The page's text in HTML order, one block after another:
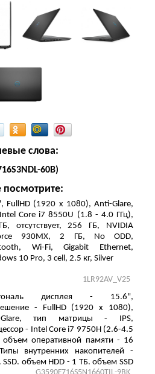
слова:
60B)
посмотрите:
FullHD (1920 х 1080), Anti-Glare,
Core i7 8550U (1.8 - 4.0 ГГц),
отсутствует, 256 ГБ, NVIDIA
930MX, 2 ГБ, No ODD,
Wi-Fi, Gigabit Ethernet,
10 Pro, 3 cell, 2.5 кг, Silver
1LR92AV_V25
дисплея - 15.6",
- FullHD (1920 х 1080),
Glare, тип матрицы - IPS,
- Intel Core i7 9750H (2.6-4.5
объем оперативной памяти - 16
внутренних накопителей -
SSD, объем HDD - 1 ТБ, объем SSD